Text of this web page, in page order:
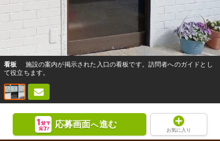
看板
施設の案内が掲示された入口の看板です。訪問者へのガイドとし
て役立ちます。
応募画面へ進む
お気に入り